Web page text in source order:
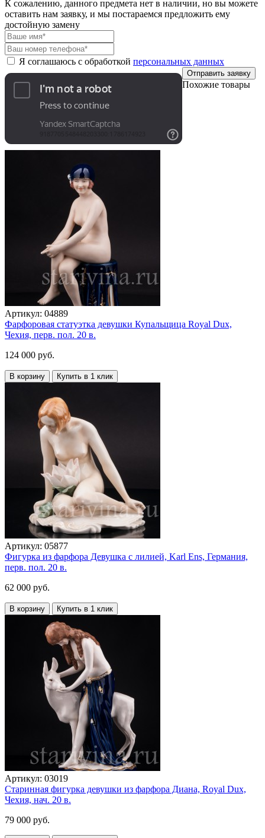
К сожалению, данного предмета нет в наличии, но вы можете
оставить нам заявку, и мы постараемся предложить ему
достойную замену
Я соглашаюсь с обработкой персональных данных
Отправить заявку
Похожие товары
Артикул: 04889
Фарфоровая статуэтка девушки Купальщица Royal Dux,
Чехия, перв. пол. 20 в.
124 000 руб.
В корзину Купить в 1 клик
Артикул: 05877
Фигурка из фарфора Девушка с лилией, Karl Ens, Германия,
перв. пол. 20 в.
62 000 руб.
В корзину Купить в 1 клик
Артикул: 03019
Старинная фигурка девушки из фарфора Диана, Royal Dux,
Чехия, нач. 20 в.
79 000 руб.